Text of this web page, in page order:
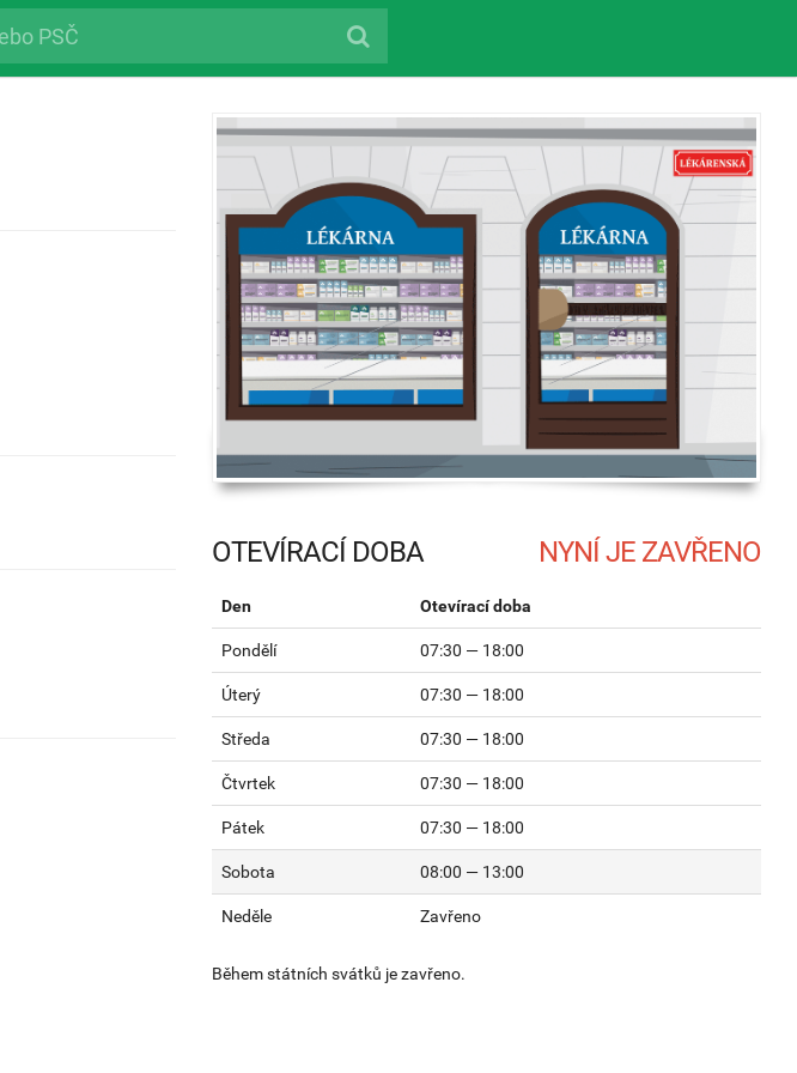
OTEVÍRACÍ DOBA
Den Otevírací doba
Pondělí 07:30 — 18:00
Úterý 07:30 — 18:00
Středa 07:30 — 18:00
Čtvrtek 07:30 — 18:00
Pátek 07:30 — 18:00
Sobota 08:00 — 13:00
Neděle Zavřeno
Během státních svátků je zavřeno.